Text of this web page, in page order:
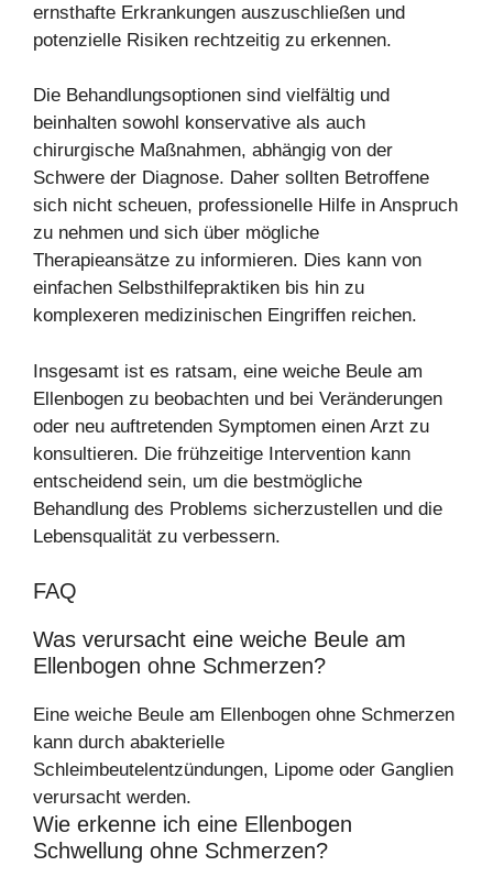
ernsthafte Erkrankungen auszuschließen und
potenzielle Risiken rechtzeitig zu erkennen.
Die Behandlungsoptionen sind vielfältig und
beinhalten sowohl konservative als auch
chirurgische Maßnahmen, abhängig von der
Schwere der Diagnose. Daher sollten Betroffene
sich nicht scheuen, professionelle Hilfe in Anspruch
zu nehmen und sich über mögliche
Therapieansätze zu informieren. Dies kann von
einfachen Selbsthilfepraktiken bis hin zu
komplexeren medizinischen Eingriffen reichen.
Insgesamt ist es ratsam, eine weiche Beule am
Ellenbogen zu beobachten und bei Veränderungen
oder neu auftretenden Symptomen einen Arzt zu
konsultieren. Die frühzeitige Intervention kann
entscheidend sein, um die bestmögliche
Behandlung des Problems sicherzustellen und die
Lebensqualität zu verbessern.
FAQ
Was verursacht eine weiche Beule am
Ellenbogen ohne Schmerzen?
Eine weiche Beule am Ellenbogen ohne Schmerzen
kann durch abakterielle
Schleimbeutelentzündungen, Lipome oder Ganglien
verursacht werden.
Wie erkenne ich eine Ellenbogen
Schwellung ohne Schmerzen?